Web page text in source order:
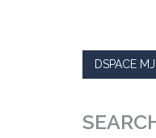
DSPACE MJ